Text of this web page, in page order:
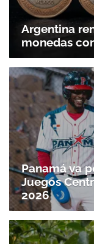
Gracias
Argentina
monedas
Panamá va
Juegos
2026